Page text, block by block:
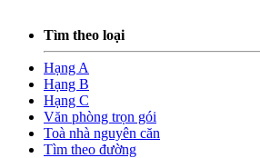
Tìm theo loại
Hạng A
Hạng B
Hạng C
Văn phòng trọn gói
Toà nhà nguyên căn
Tìm theo đường